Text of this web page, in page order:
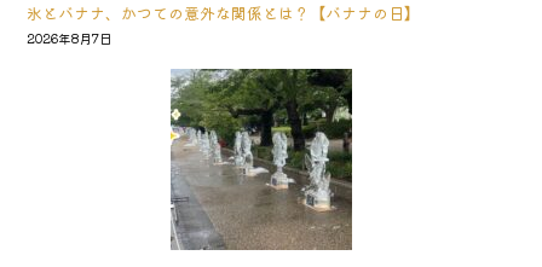
氷とバナナ、かつての意外な関係とは？【バナナの日】
2026年8月7日